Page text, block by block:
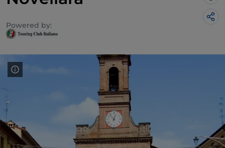
Powered by: